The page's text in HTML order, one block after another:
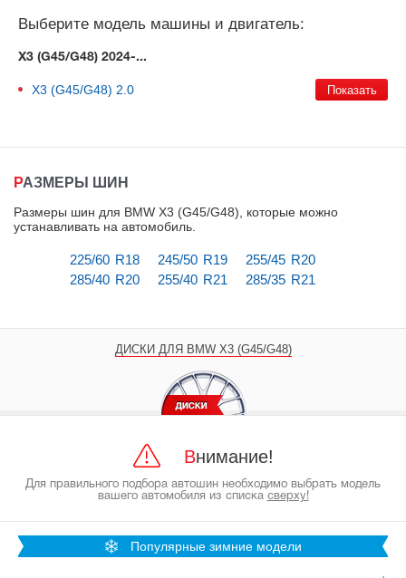
Выберите модель машины и двигатель:
X3 (G45/G48) 2024-...
X3 (G45/G48) 2.0
РАЗМЕРЫ ШИН
Размеры шин для BMW X3 (G45/G48), которые можно
устанавливать на автомобиль
225/60 R18 245/50 R19
255/45 R20
285/40 R20
255/40 R21 285/35 R21
ДИСКИ ДЛЯ BMW X3 (G45/G48)
Внимание!
Для правильного подбора автошин необходимо выбрать модель
вашего автомобиля из списка сверху!
Популярные зимние модели